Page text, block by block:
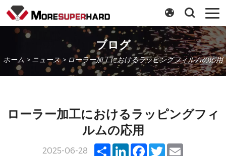
ブログ
ホーム > ニュース> ローラー加工におけるラッピングフィルムの応用
ローラー加工におけるラッピングフィ
ルムの応用
2025-06-28 ShareLinkedInFacebook
TwitterEmail